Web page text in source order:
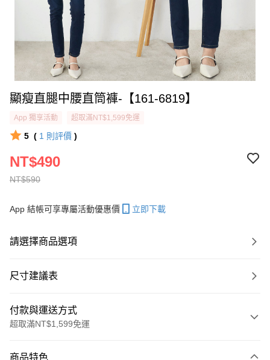
顯瘦直腿中腰直筒褲-【161-6819】
App 獨享活動 超取滿NT$1,599免運
5 ( 1 則評價 )
NT$590
NT$490
App 結帳可享專屬活動優惠價 立即下載
請選擇商品選項
尺寸建議表
付款與運送方式
超取滿NT$1,599免運
商品特色